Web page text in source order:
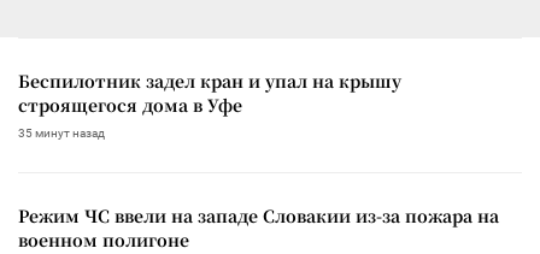
Беспилотник задел кран и упал на крышу
строящегося дома в Уфе
35 минут назад
Режим ЧС ввели на западе Словакии из-за пожара на
военном полигоне